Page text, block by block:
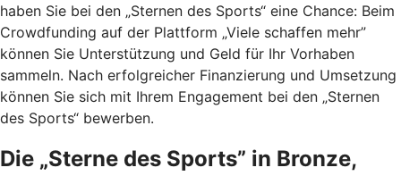
haben Sie bei den „Sternen des Sports“ eine Chance: Beim
Crowdfunding auf der Plattform „Viele schaffen mehr”
können Sie Unterstützung und Geld für Ihr Vorhaben
sammeln. Nach erfolgreicher Finanzierung und Umsetzung
können Sie sich mit Ihrem Engagement bei den „Sternen
des Sports“ bewerben.
Die „Sterne des Sports” in Bronze,